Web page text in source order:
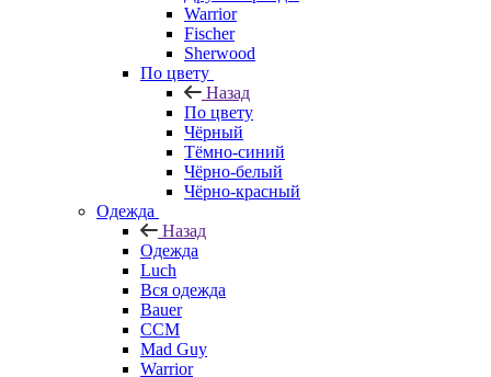
Warrior
Fischer
Sherwood
По цвету
Назад
По цвету
Чёрный
Тёмно-синий
Чёрно-белый
Чёрно-красный
Одежда
Назад
Одежда
Luch
Вся одежда
Bauer
CCM
Mad Guy
Warrior